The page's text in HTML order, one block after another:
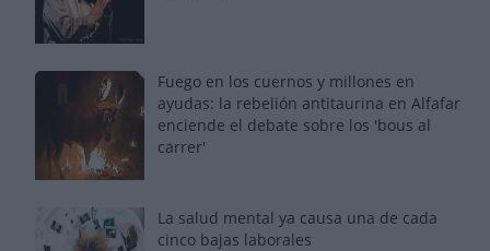
Fuego en los cuernos y millones en
ayudas: la rebelión antitaurina en Alfafar
enciende el debate sobre los 'bous al
carrer'
La salud mental ya causa una de cada
cinco bajas laborales